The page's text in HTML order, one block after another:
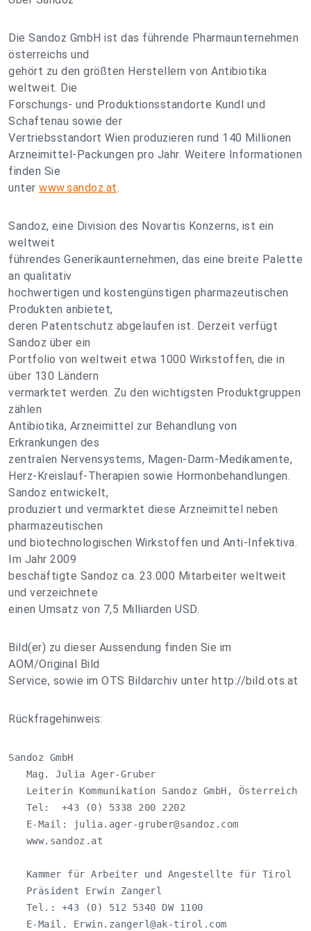
Die Sandoz GmbH ist das führende Pharmaunternehmen
österreichs und
gehört zu den größten Herstellern von Antibiotika
weltweit. Die
Forschungs- und Produktionsstandorte Kundl und
Schaftenau sowie der
Vertriebsstandort Wien produzieren rund 140 Millionen
Arzneimittel-Packungen pro Jahr. Weitere Informationen
finden Sie
unter www.sandoz.at.
Sandoz, eine Division des Novartis Konzerns, ist ein
weltweit
führendes Generikaunternehmen, das eine breite Palette
an qualitativ
hochwertigen und kostengünstigen pharmazeutischen
Produkten anbietet,
deren Patentschutz abgelaufen ist. Derzeit verfügt
Sandoz über ein
Portfolio von weltweit etwa 1000 Wirkstoffen, die in
über 130 Ländern
vermarktet werden. Zu den wichtigsten Produktgruppen
zählen
Antibiotika, Arzneimittel zur Behandlung von
Erkrankungen des
zentralen Nervensystems, Magen-Darm-Medikamente,
Herz-Kreislauf-Therapien sowie Hormonbehandlungen.
Sandoz entwickelt,
produziert und vermarktet diese Arzneimittel neben
pharmazeutischen
und biotechnologischen Wirkstoffen und Anti-Infektiva.
Im Jahr 2009
beschäftigte Sandoz ca. 23.000 Mitarbeiter weltweit
und verzeichnete
einen Umsatz von 7,5 Milliarden USD.
Bild(er) zu dieser Aussendung finden Sie im
AOM/Original Bild
Service, sowie im OTS Bildarchiv unter http://bild.ots.at
Rückfragehinweis:
Sandoz GmbH
   Mag. Julia Ager-Gruber
   Leiterin Kommunikation Sandoz GmbH, Österreich
   Tel:  +43 (0) 5338 200 2202
   E-Mail:
julia.ager-gruber@sandoz.com
   www.sandoz.at
   Kammer für Arbeiter und Angestellte für Tirol
   Präsident Erwin Zangerl
   Tel.: +43 (0) 512 5340 DW 1100
   E-Mail.
Erwin.zangerl@ak-tirol.com